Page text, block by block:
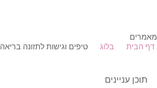
מאמרים
דף הבית
בלוג טיפים וגישות לתזונה בריאה
תוכן עניינים